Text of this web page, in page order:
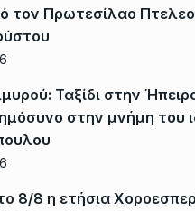
τον Πρωτεσίλαο
Ταξίδι στην
στην μνήμη του
8/8 η ετήσια